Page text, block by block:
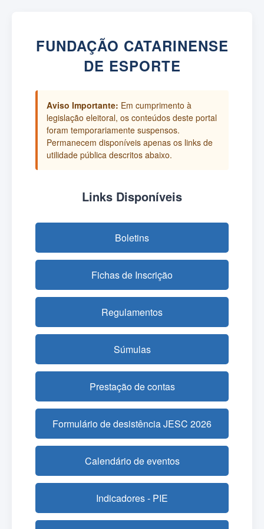
FUNDAÇÃO CATARINENSE
DE ESPORTE
Aviso Importante: Em cumprimento à
legislação eleitoral, os conteúdos deste portal
foram temporariamente suspensos.
Permanecem disponíveis apenas os links de
utilidade pública descritos abaixo.
Links Disponíveis
Boletins
Fichas de Inscrição
Regulamentos
Súmulas
Prestação de contas
Formulário de desistência JESC 2026
Calendário de eventos
Indicadores - PIE